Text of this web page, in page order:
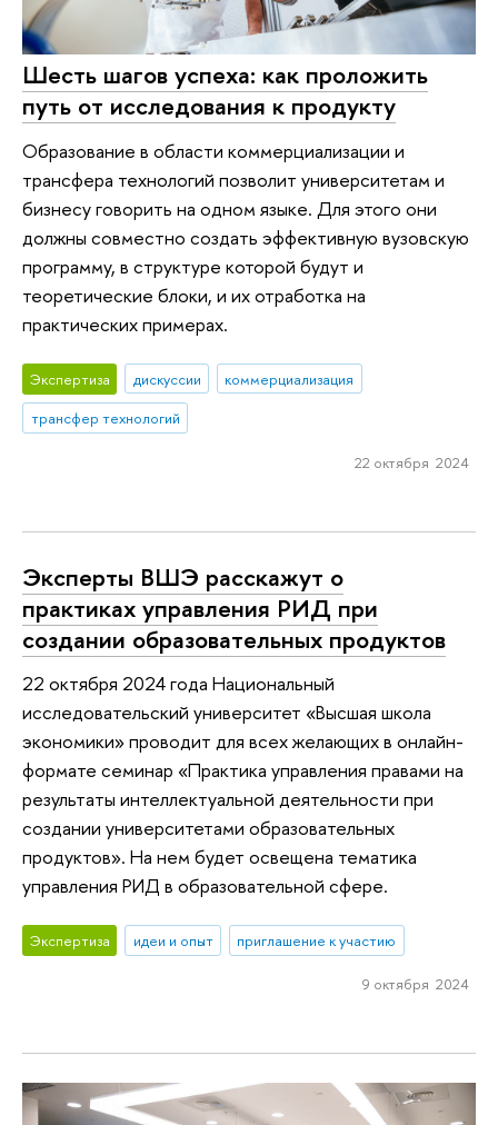
Шесть шагов успеха: как проложить
путь от исследования к продукту
Образование в области коммерциализации и
трансфера технологий позволит университетам и
бизнесу говорить на одном языке. Для этого они
должны совместно создать эффективную вузовскую
программу, в структуре которой будут и
теоретические блоки, и их отработка на
практических примерах.
Экспертиза дискуссии
коммерциализация
трансфер технологий
22 октября 2024
Эксперты ВШЭ расскажут о
практиках управления РИД при
создании образовательных продуктов
22 октября 2024 года Национальный
исследовательский университет «Высшая школа
экономики» проводит для всех желающих в онлайн-
формате семинар «Практика управления правами на
результаты интеллектуальной деятельности при
создании университетами образовательных
продуктов». На нем будет освещена тематика
управления РИД в образовательной сфере.
Экспертиза идеи и опыт приглашение к участию
9 октября 2024